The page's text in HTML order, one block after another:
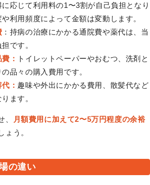
に応じて利用料の1〜3割が自己負担となり
利用頻度によって金額は変動します。
：持病の治療にかかる通院費や薬代は、当
です。
：
トイレットペーパーやおむつ、洗剤と
品々の購入費用です。
： 趣味や外出にかかる費用、散髪代など
ます。
、
月額費用に加えて2〜5万円程度の余裕
ょう。
の違い